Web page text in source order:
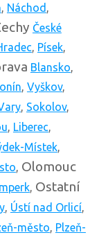
, Náchod ,
České
, Písek,
Blansko,
, Vyškov,
, Sokolov,
, Liberec,
Místek,
, Olomouc
, Ostatní
, Ústí nad Orlicí,
město, Plzeň-